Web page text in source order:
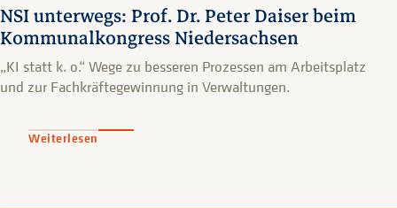
NSI unterwegs: Prof. Dr. Peter Daiser beim
Kommunalkongress Niedersachsen
„KI statt k. o.“ Wege zu besseren Prozessen am Arbeitsplatz
und zur Fachkräftegewinnung in Verwaltungen.
Weiterlesen